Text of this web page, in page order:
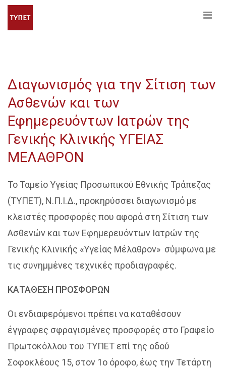
Διαγωνισμός για την Σίτιση των
Ασθενών και των
Εφημερευόντων Ιατρών της
Γενικής Κλινικής ΥΓΕΙΑΣ
ΜΕΛΑΘΡΟΝ
Το Ταμείο Υγείας Προσωπικού Εθνικής Τράπεζας
(ΤΥΠΕΤ), Ν.Π.Ι.Δ., προκηρύσσει διαγωνισμό με
κλειστές προσφορές που αφορά στη Σίτιση των
Ασθενών και των Εφημερευόντων Ιατρών της
Γενικής Κλινικής «Υγείας Μέλαθρον» σύμφωνα με
τις συνημμένες τεχνικές προδιαγραφές.
ΚΑΤΑΘΕΣΗ ΠΡΟΣΦΟΡΩΝ
Οι ενδιαφερόμενοι πρέπει να καταθέσουν
έγγραφες σφραγισμένες προσφορές στο Γραφείο
Πρωτοκόλλου του ΤΥΠΕΤ επί της οδού
Σοφοκλέους 15, στον 1ο όροφο, έως την Τετάρτη